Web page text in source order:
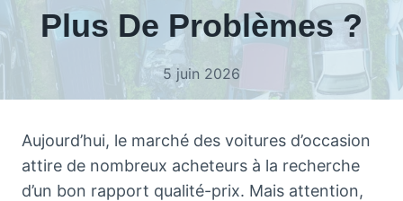
Plus De Problèmes ?
5 juin 2026
Aujourd’hui, le marché des voitures d’occasion
attire de nombreux acheteurs à la recherche
d’un bon rapport qualité-prix. Mais attention,